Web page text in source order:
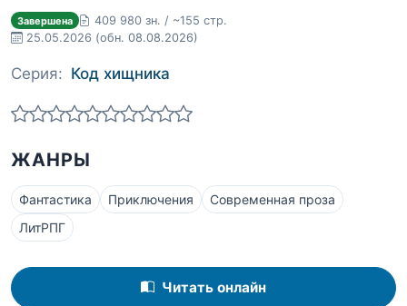
Завершена
409 980 зн. / ~155 стр.
25.05.2026 (обн. 08.08.2026)
Серия: Код хищника
ЖАНРЫ
Фантастика Приключения
Современная проза
ЛитРПГ
Читать онлайн